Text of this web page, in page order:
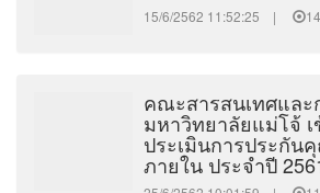
15/6/2562 11:52:25 |
คณะสารสนเทศและ
มหาวิทยาลัยแม่โจ้ เ
ประเมินการประกัน
ภายใน ประจำปี